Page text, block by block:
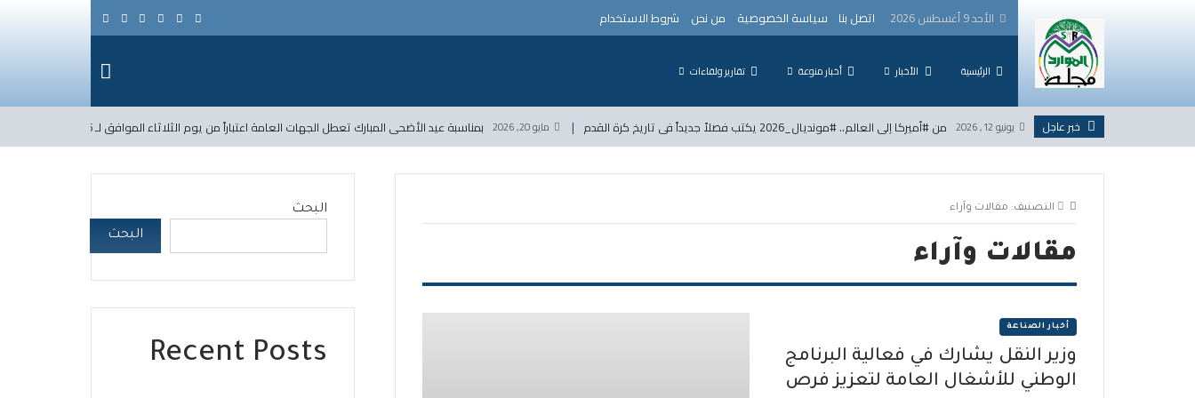
الأحد 9 أغسطس 2026 اتصل بنا سياسة الخصوصية من نحن شروط الاستخدام
الرئيسية الأخبار أخبار منوعة تقارير ولقاءات
خبر عاجل يونيو 12, 2026 من #أميركا إلى العالم.. #مونديال_2026 يكتب فصلاً جديداً في تاريخ كرة القدم مايو 20, 2026 بمناسبة عيد الأضحى المبارك تعطل الجهات العامة اعتباراً من يوم الثلاثاء الموافق لـ 2026/5/26 حتى يوم السبت الواقع في 2026/5/30 ضمناً.
التصنيف: مقالات وآراء
مقالات وآراء
أخبار الصناعة
وزير النقل يشارك في فعالية البرنامج
الوطني للأشغال العامة لتعزيز فرص
البحث
البحث
Recent Posts